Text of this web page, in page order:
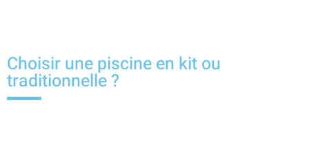
Choisir une piscine en kit ou
traditionnelle ?